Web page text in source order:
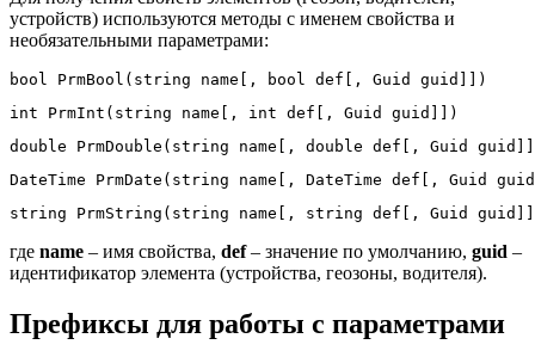
устройств) используются методы с именем свойства и
необязательными параметрами:
bool PrmBool(string name[, bool def[, Guid guid]])
int PrmInt(string name[, int def[, Guid guid]])
double PrmDouble(string name[, double def[, Guid
DateTime PrmDate(string name[, DateTime def[, Guid
string PrmString(string name[, string def[, Guid
где name – имя свойства, def– значение по умолчанию, guid –
идентификатор элемента (устройства, геозоны, водителя).
Префиксы для работы с параметрами